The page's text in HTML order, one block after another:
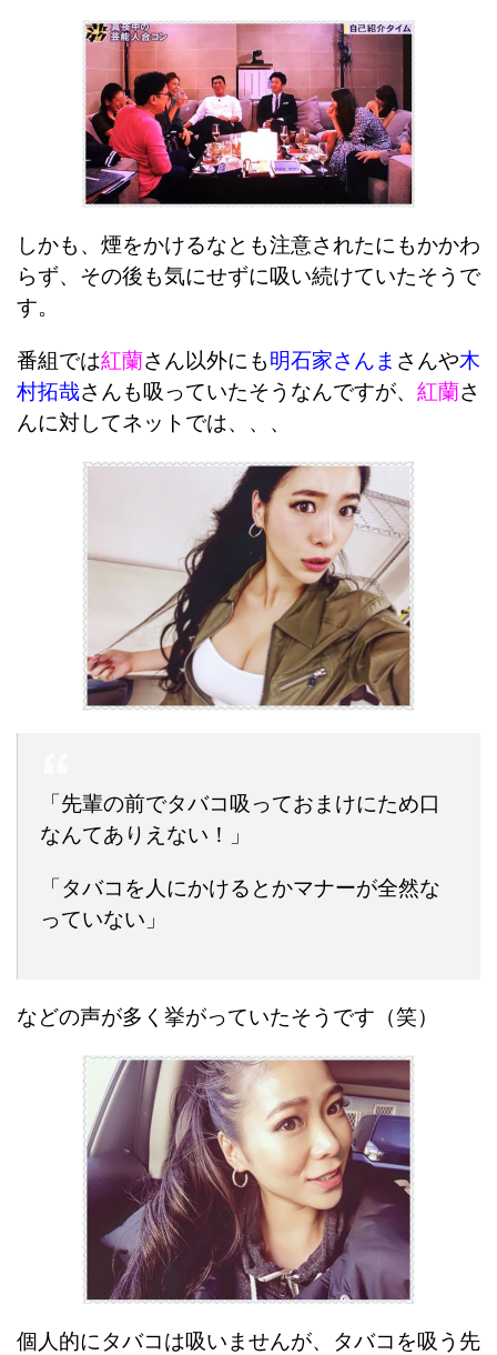
しかも、煙をかけるなとも注意されたにもかかわ
らず、その後も気にせずに吸い続けていたそうで
す。
番組では紅蘭さん以外にも明石家さんま さんや木
村拓哉さんも吸っていたそうなんですが、 紅蘭さ
んに対してネットでは、、、
「先輩の前でタバコ吸っておまけにため口
なんてありえない！」
「タバコを人にかけるとかマナーが全然な
っていない」
などの声が多く挙がっていたそうです（笑）
個人的にタバコは吸いませんが、タバコを吸う先